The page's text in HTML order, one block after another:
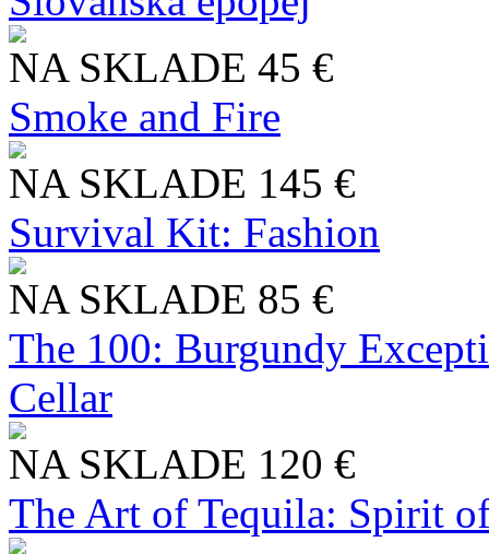
NA SKLADE 45 €
Smoke and Fire
NA SKLADE 145 €
Survival Kit: Fashion
NA SKLADE 85 €
The 100: Burgundy
Cellar
NA SKLADE 120 €
The Art of Tequila: Spirit